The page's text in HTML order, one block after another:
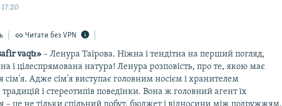
Читати без VPN
vaqtı» – Ленура Таїрова. Ніжна і тендітна на перший погляд,
і цілеспрямована натура! Ленура розповість, про те, якою має
сім'я. Адже сім'я виступає головним носієм і хранителем
і стереотипів поведінки. Вона ж головний агент їх